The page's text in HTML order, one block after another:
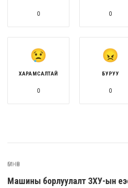
0 0
ХАРАМСАЛТАЙ
0
БУРУУ
0
ӨМНӨХ
Машины борлуулалт ЗХУ-ын